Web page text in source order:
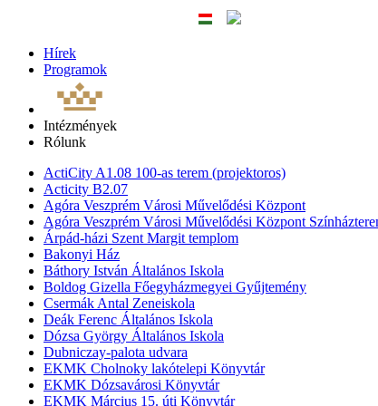
Hírek
Programok
Intézmények
Rólunk
ActiCity A1.08 100-as terem (projektoros)
Acticity B2.07
Agóra Veszprém Városi Művelődési Központ
Agóra Veszprém Városi Művelődési Központ
Árpád-házi Szent Margit templom
Bakonyi Ház
Báthory István Általános Iskola
Boldog Gizella Főegyházmegyei Gyűjtemény
Csermák Antal Zeneiskola
Deák Ferenc Általános Iskola
Dózsa György Általános Iskola
Dubniczay-palota udvara
EKMK Cholnoky lakótelepi Könyvtár
EKMK Dózsavárosi Könyvtár
EKMK Március 15. úti Könyvtár